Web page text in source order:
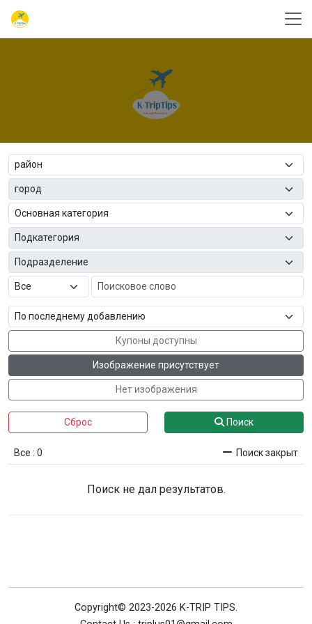
Купоны доступны
Изображение присутствует
Нет изображения
Сброс Поиск
Все : 0 Поиск закрыт
Поиск не дал результатов.
Copyright© 2023-2026 K-TRIP TIPS.